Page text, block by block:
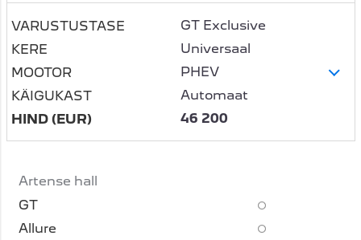
GT Exclusive
Universaal
PHEV
Automaat
46 200
Artense hall